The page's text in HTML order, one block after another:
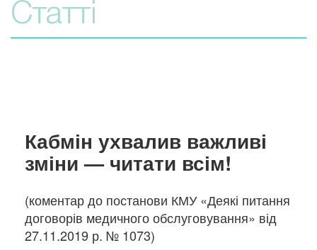
Статті
Кабмін ухвалив важливі
зміни — читати всім!
(коментар до постанови КМУ «Деякі питання
договорів медичного обслуговування» від
27.11.2019 р. № 1073)